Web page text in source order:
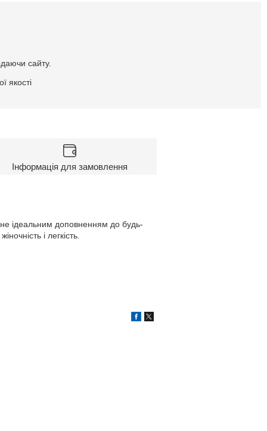
сайту.
якості
Інформація для замовлення
ідеальним доповненням до будь-
і легкість.